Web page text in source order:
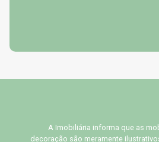
A Imobiliária informa que as
decoração são meramente